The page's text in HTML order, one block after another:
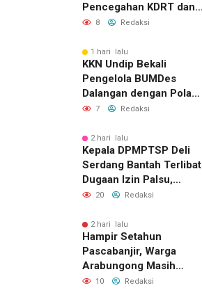
Pencegahan KDRT dan
Komunikasi Keluarga
8 Redaksi
1 hari lalu
KKN Undip Bekali
Pengelola BUMDes
Dalangan dengan Pola
Pikir Inovatif
7 Redaksi
2 hari lalu
Kepala DPMPTSP Deli
Serdang Bantah Terlibat
Dugaan Izin Palsu,
Tegaskan Proses
Jalur Resmi
20 Redaksi
2 hari lalu
Hampir Setahun
Pascabanjir, Warga
Arabungong Masih
Menunggu Bantuan
10 Redaksi